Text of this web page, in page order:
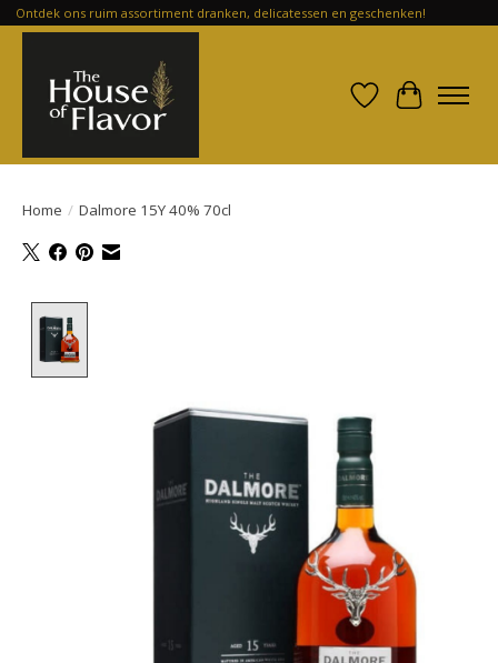
Ontdek ons ruim assortiment dranken, delicatessen en geschenken!
Verlanglijst
Home / Dalmore 15Y 40% 70cl